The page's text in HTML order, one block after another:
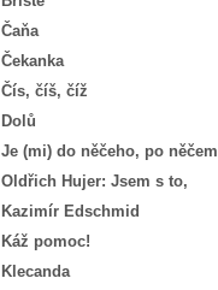
Čaňa
Čekanka
Čís, číš, číž
Dolů
Je (mi) do něčeho, po něčem
Oldřich Hujer: Jsem s to,
Kazimír Edschmid
Káž pomoc!
Klecanda